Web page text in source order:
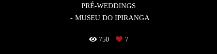
PRÉ-WEDDINGS
MUSEU DO IPIRANGA
750 7